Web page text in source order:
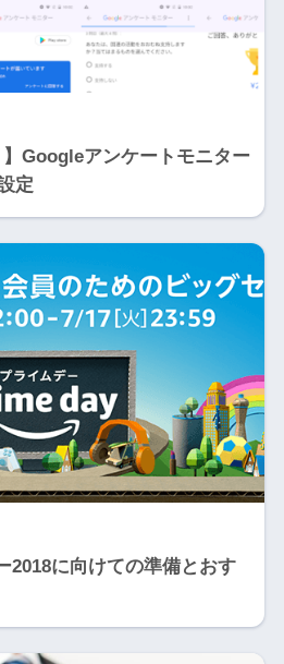
】Googleアンケートモニター
定
2018に向けての準備とおす